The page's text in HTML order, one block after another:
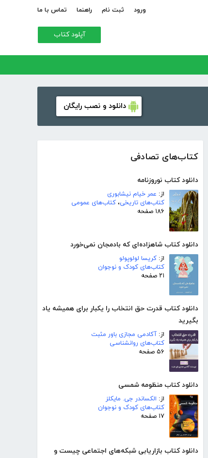
ورود ثبت نام راهنما تماس با ما
آپلود کتاب
دانلود و نصب رایگان
کتاب‌های تصادفی
دانلود کتاب نوروزنامه
از: عمر خیام نیشابوری
کتاب‌های تاریخی، کتاب‌های عمومی
۱۸۶ صفحه
دانلود کتاب شاهزاده‌ای که بادمجان نمی‌خورد
از: کریسا لولوپولو
کتاب‌های کودک و نوجوان
۲۱ صفحه
دانلود کتاب قدرت حق انتخاب را یکبار برای همیشه یاد
بگیرید
از: آکادمی مجازی باور مثبت
کتاب‌های روانشناسی
۵۶ صفحه
دانلود کتاب منظومه شمسی
از: الکساندر جی. مایکلز
کتاب‌های کودک و نوجوان
۱۷ صفحه
دانلود کتاب بازاریابی شبکه‌های اجتماعی چیست و